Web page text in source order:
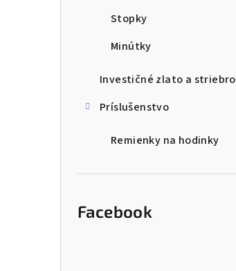
Stopky
Minútky
Investičné zlato a striebro
Príslušenstvo
Remienky na hodinky
Facebook